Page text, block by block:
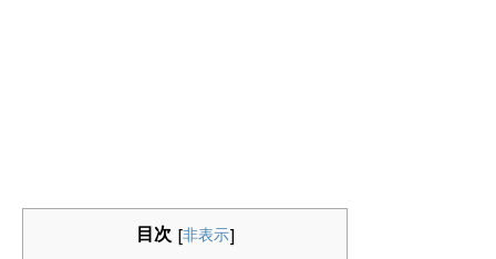
目次 [非表示]